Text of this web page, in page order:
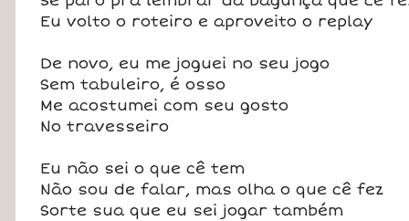
Eu volto o roteiro e aproveito o replay
De novo, eu me joguei no seu jogo
Sem tabuleiro, é osso
Me acostumei com seu gosto
No travesseiro
Eu não sei o que cê tem
Não sou de falar, mas olha o que cê fez
Sorte sua que eu sei jogar também